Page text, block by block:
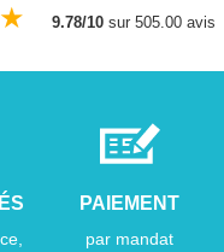
★ 9.78/10 sur 505.00 avis
PAIEMENT
par mandat